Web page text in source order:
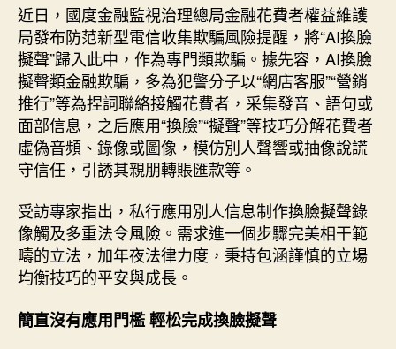
容
貌
和
我
家
人
一
模
包
養
樣”
_
近日，國度金融監視治理總局金融花費者權益維護
局發布防范新型電信收集欺騙風險提醒，將“AI換臉
擬聲”歸入此中，作為專門類欺騙。據先容，AI換臉
擬聲類金融欺騙，多為犯警分子以“網店客服”“營銷
推行”等為捏詞聯絡接觸花費者，采集發音、語句或
面部信息，之后應用“換臉”“擬聲”等技巧分解花費者
虛偽音頻、錄像或圖像，模仿別人聲響或抽像說謊
守信任，引誘其親朋轉賬匯款等。
受訪專家指出，私行應用別人信息制作換臉擬聲錄
像觸及多重法令風險。需求進一個步驟完美相干範
疇的立法，加年夜法律力度，秉持包涵謹慎的立場
均衡技巧的平安與成長。
簡直沒有應用門檻 輕松完成換臉擬聲